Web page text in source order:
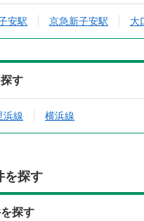
安駅 京急新子安駅 大
す
浜線 横浜線
を探す
探す